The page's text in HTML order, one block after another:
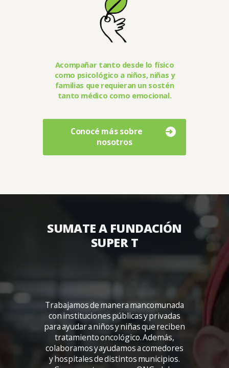
Acompañar tanto desde lo físico
como psicológico a niños, niñas y
familias que requieran un sostén
tanto médico como emocional.
Conocé más sobre
nosotros
SUMATE A FUNDACIÓN
SUPER T
Trabajamos de manera mancomunada
con instituciones públicas y privadas
para ayudar a niños y niñas que reciben
tratamiento oncológico. Además,
colaboramos y ayudamos a comedores
y hospitales de distintos municipios.